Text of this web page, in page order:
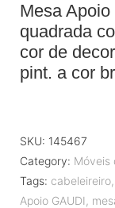
Mesa
quadrada
cor de
pint. a cor
SKU: 145467
Category: Móveis
Tags: cabeleireiro,
Apoio GAUDI,